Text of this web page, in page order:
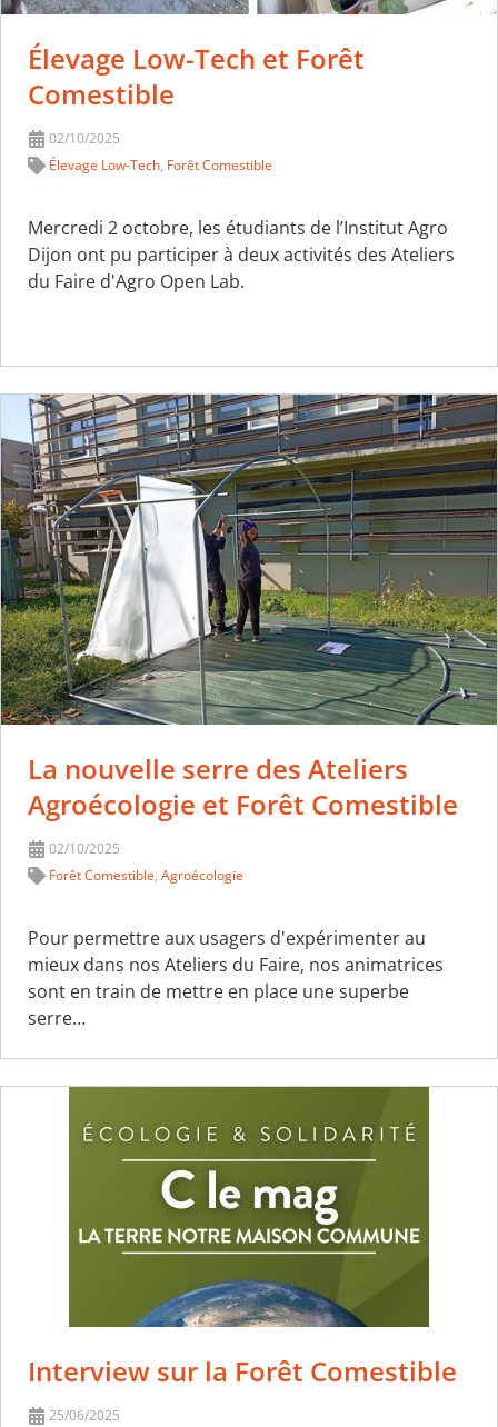
Élevage Low-Tech et Forêt
Comestible
02/10/2025
Élevage Low-Tech, Forêt Comestible
Mercredi 2 octobre, les étudiants de l’Institut Agro
Dijon ont pu participer à deux activités des Ateliers
du Faire d'Agro Open Lab.
La nouvelle serre des Ateliers
Agroécologie et Forêt Comestible
02/10/2025
Forêt Comestible,Agroécologie
Pour permettre aux usagers d'expérimenter au
mieux dans nos Ateliers du Faire, nos animatrices
sont en train de mettre en place une superbe
serre…
Interview sur la Forêt Comestible
25/06/2025